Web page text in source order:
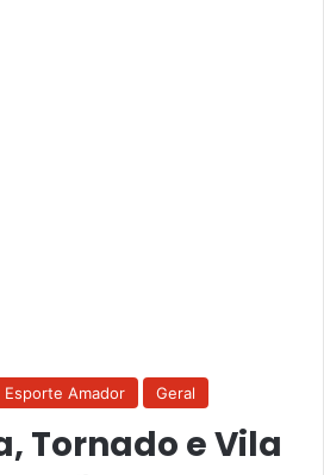
Esporte Amador Geral
Tornado e Vila